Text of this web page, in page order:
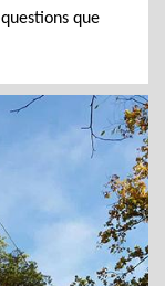
que